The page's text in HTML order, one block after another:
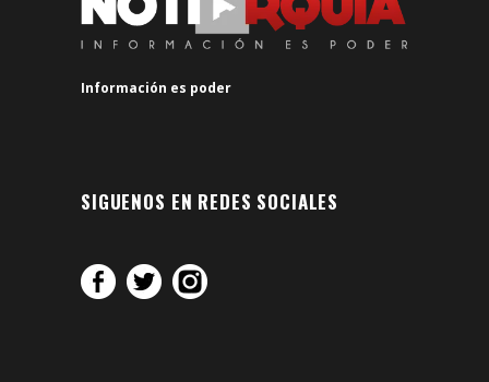
Información es poder
SIGUENOS EN REDES SOCIALES